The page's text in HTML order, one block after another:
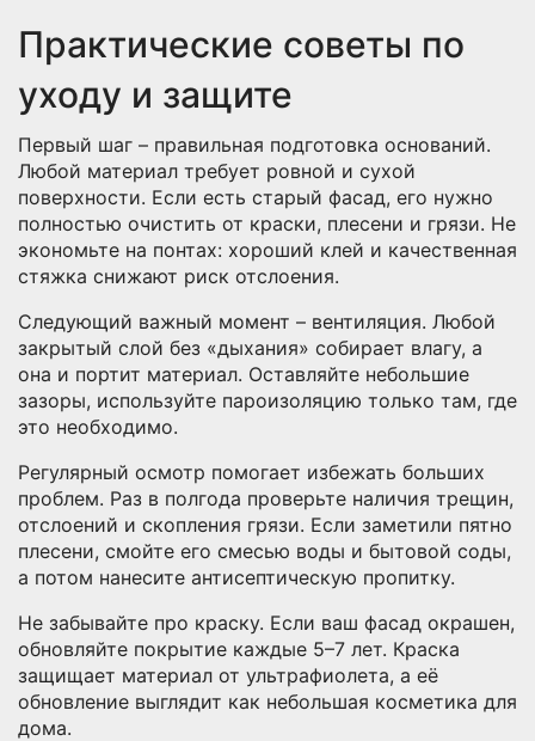
Практические советы по
уходу и защите
Первый шаг – правильная подготовка оснований.
Любой материал требует ровной и сухой
поверхности. Если есть старый фасад, его нужно
полностью очистить от краски, плесени и грязи. Не
экономьте на понтах: хороший клей и качественная
стяжка снижают риск отслоения.
Следующий важный момент – вентиляция. Любой
закрытый слой без «дыхания» собирает влагу, а
она и портит материал. Оставляйте небольшие
зазоры, используйте пароизоляцию только там, где
это необходимо.
Регулярный осмотр помогает избежать больших
проблем. Раз в полгода проверьте наличия трещин,
отслоений и скопления грязи. Если заметили пятно
плесени, смойте его смесью воды и бытовой соды,
а потом нанесите антисептическую пропитку.
Не забывайте про краску. Если ваш фасад окрашен,
обновляйте покрытие каждые 5–7 лет. Краска
защищает материал от ультрафиолета, а её
обновление выглядит как небольшая косметика для
дома.